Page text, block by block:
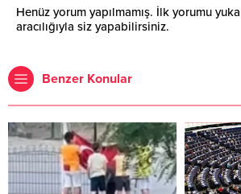
Henüz yorum yapılmamış. İlk yorumu
aracılığıyla siz yapabilirsiniz.
Benzer Konular